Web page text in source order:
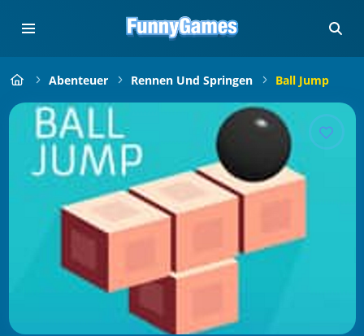
Abenteuer Rennen Und Springen Ball Jump